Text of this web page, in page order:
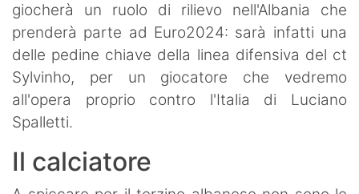
giocherà un ruolo di rilievo nell'Albania che
prenderà parte ad Euro2024: sarà infatti una
delle pedine chiave della linea difensiva del ct
Sylvinho, per un giocatore che vedremo
all'opera proprio contro l'Italia di Luciano
Spalletti.
Il calciatore